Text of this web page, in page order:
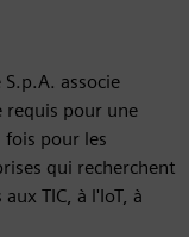
associe
requis pour une
pour les
qui recherchent
TIC, à l'IoT, à